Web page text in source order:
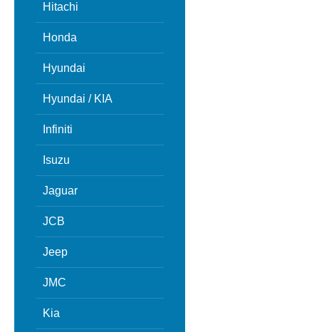
Hitachi
Honda
Hyundai
Hyundai / KIA
Infiniti
Isuzu
Jaguar
JCB
Jeep
JMC
Kia